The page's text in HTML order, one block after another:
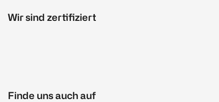
Wir sind zertifiziert
Finde uns auch auf